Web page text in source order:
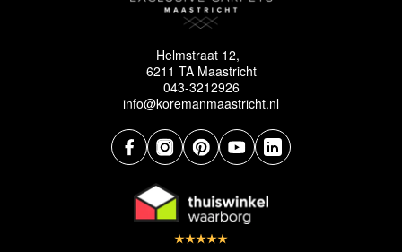
Helmstraat 12,
6211 TA Maastricht
043-3212926
info@koremanmaastricht.nl